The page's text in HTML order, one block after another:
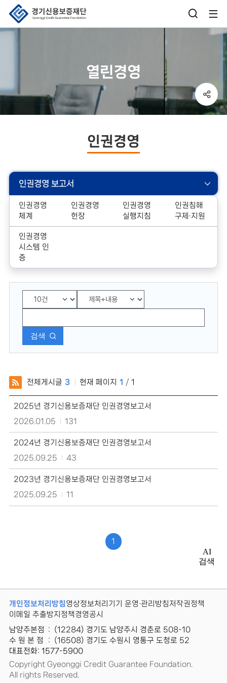
검
기
버
사
이
열
기
열린경영
sns
공
기
인권경영
인권경영 보고서
인권경영
체계
인권경영
헌장
인권경영
실행지침
인권침해
구제·지원
인권경영
시스템 인
증
검색
전체게시글 3 현재 페이지 1 / 1
권
경
고
서
시
물
수
정
보
를
확
인
할
수
있
습
2025년 경기신용보증재단 인권경영보고서
2026.01.05
131
2024년 경기신용보증재단 인권경영보고서
2025.09.25
43
2023년 경기신용보증재단 인권경영보고서
2025.09.25
11
1
AI
검색
개인정보처리방침영상정보처리기기 운영·관리방침저작권정책
이메일 추출방지정책경영공시
남양주본점
:
(12284) 경기도 남양주시 경춘로 508-10
수 원 본 점
:
(16508) 경기도 수원시 영통구 도청로 52
대표전화: 1577-5900
Copyright Gyeonggi Credit Guarantee Foundation.
All rights Reserved.